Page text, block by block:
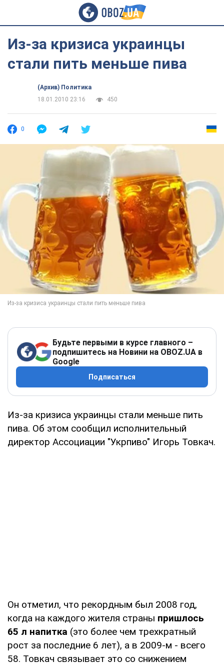
Из-за кризиса украинцы
стали пить меньше пива
(Архив) Политика
18.01.2010 23:16
450
0
Будьте первыми в курсе главного –
подпишитесь на Новини на OBOZ.UA в
Google
Подписаться
Из-за кризиса украинцы стали меньше пить
пива. Об этом сообщил исполнительный
директор Ассоциации "Укрпиво" Игорь Товкач.
Он отметил, что рекордным был 2008 год,
когда на каждого жителя страны пришлось
65 л напитка (это более чем трехкратный
рост за последние 6 лет), а в 2009-м - всего
58. Товкач связывает это со снижением